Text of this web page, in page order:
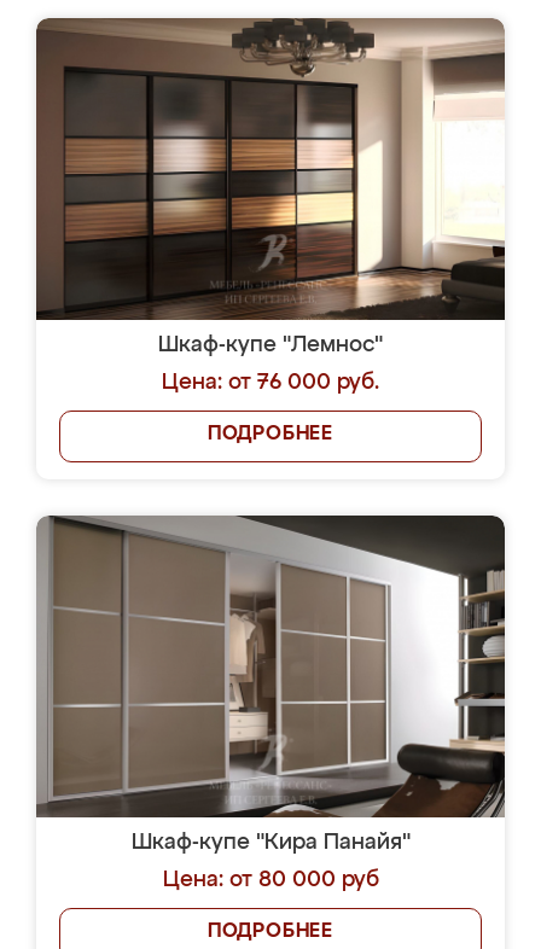
Шкаф-купе "Лемнос"
Цена: от 76 000 руб.
ПОДРОБНЕЕ
Шкаф-купе "Кира Панайя"
Цена: от 80 000 руб
ПОДРОБНЕЕ